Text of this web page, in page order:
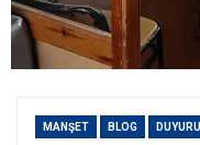
MANŞET BLOG